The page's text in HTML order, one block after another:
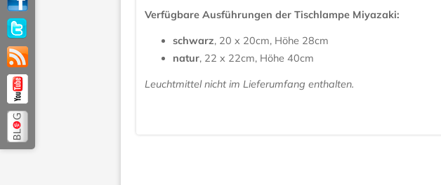
Verfügbare Ausführungen der Tischlampe Miyazaki:
schwarz, 20 x 20cm, Höhe 28cm
natur, 22 x 22cm, Höhe 40cm
Leuchtmittel nicht im Lieferumfang enthalten.